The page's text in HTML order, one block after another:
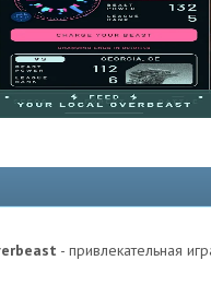
- привлекательная